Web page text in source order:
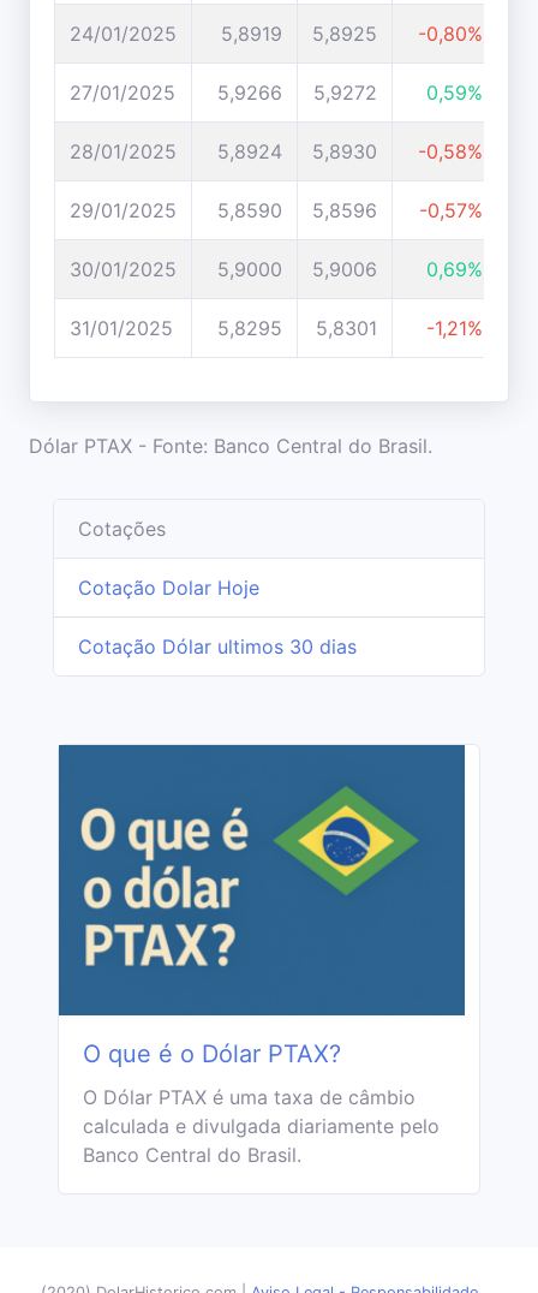
24/01/2025 5,8919 5,8925 -0,80%
27/01/2025 5,9266 5,9272 0,59%
28/01/2025 5,8924 5,8930 -0,58%
29/01/2025 5,8590 5,8596 -0,57%
30/01/2025 5,9000 5,9006 0,69%
31/01/2025 5,8295 5,8301 -1,21%
Dólar PTAX - Fonte: Banco Central do Brasil.
Cotações
Cotação Dolar Hoje
Cotação Dólar ultimos 30 dias
O que é o Dólar PTAX?
O Dólar PTAX é uma taxa de câmbio
calculada e divulgada diariamente pelo
Banco Central do Brasil.